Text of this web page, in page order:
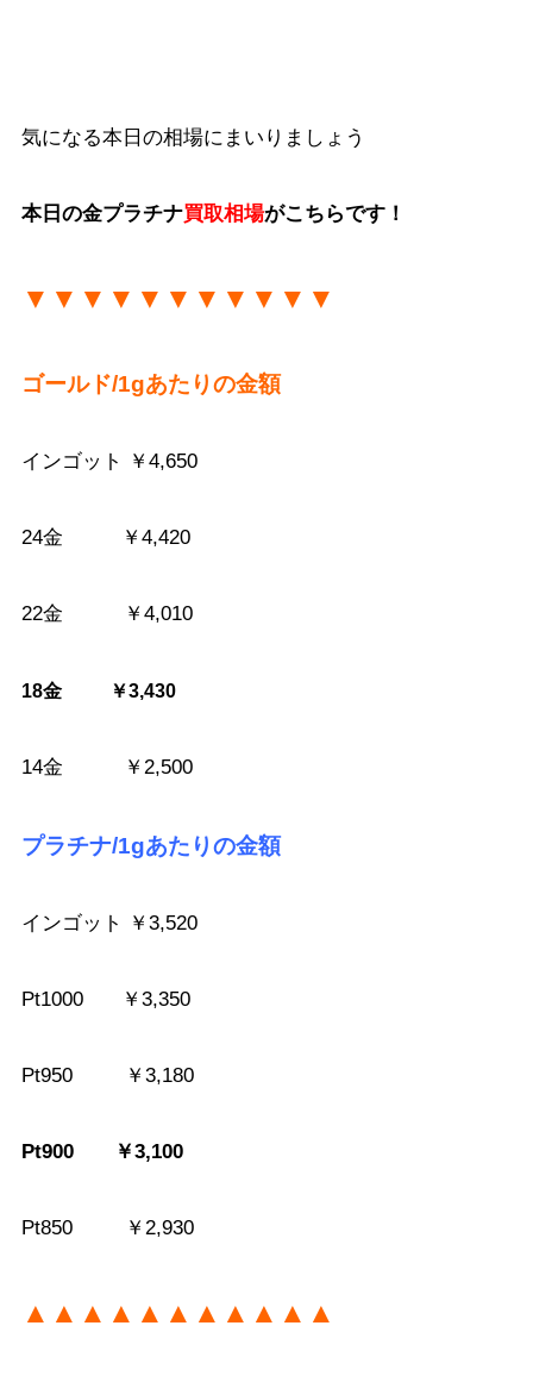
気になる本日の相場にまいりましょう
本日の金プラチナ買取相場がこちらです！
▼▼▼▼▼▼▼▼▼▼▼
ゴールド/1gあたりの金額
インゴット ￥4,650
24金 ￥4,420
22金 ￥4,010
18金 ￥3,430
14金 ￥2,500
プラチナ/1gあたりの金額
インゴット ￥3,520
Pt1000 ￥3,350
Pt950 ￥3,180
Pt900 ￥3,100
Pt850 ￥2,930
▲▲▲▲▲▲▲▲▲▲▲